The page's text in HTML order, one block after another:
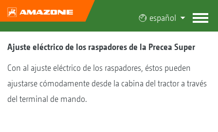
español
Ajuste eléctrico de los raspadores de la Precea Super
Con al ajuste eléctrico de los raspadores, éstos pueden
ajustarse cómodamente desde la cabina del tractor a través
del terminal de mando.